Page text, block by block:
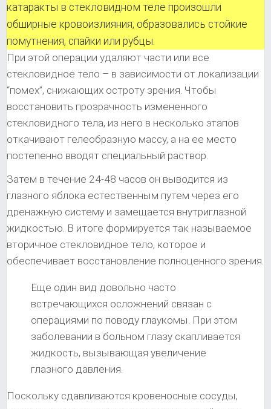
катаракты в стекловидном теле произошли
обширные кровоизлияния, образовались стойкие
помутнения, спайки или рубцы.
При этой операции удаляют части или все
стекловидное тело – в зависимости от локализации
“помех”, снижающих остроту зрения. Чтобы
восстановить прозрачность измененного
стекловидного тела, из него в несколько этапов
откачивают гелеобразную массу, а на ее место
постепенно вводят специальный раствор.
Затем в течение 24-48 часов он выводится из
глазного яблока естественным путем через его
дренажную систему и замещается внутриглазной
жидкостью. В итоге формируется так называемое
вторичное стекловидное тело, которое и
обеспечивает восстановление полноценного зрения.
Еще один вид довольно часто
встречающихся осложнений связан с
операциями по поводу глаукомы. При этом
заболевании в больном глазу скапливается
жидкость, вызывающая увеличение
глазного давления.
Поскольку сдавливаются кровеносные сосуды,